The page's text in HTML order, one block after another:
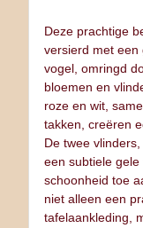
Deze prachtige
versierd met een
vogel, omringd
bloemen en
roze en wit,
takken, creëren
De twee
een subtiele
schoonheid toe
niet alleen een
tafelaankleding,